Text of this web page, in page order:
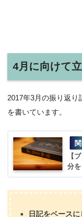
4月に向けて
2017年3月の振り返
を書いています。
【
分
日記をベース